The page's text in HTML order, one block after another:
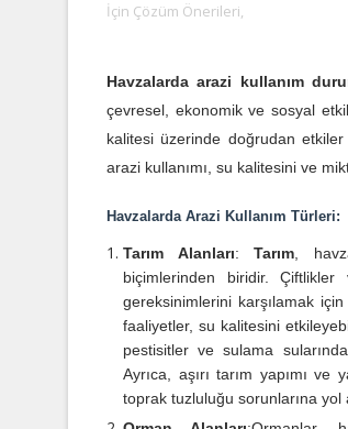
İçin Çözüm Önerileri,
Havzalarda arazi kullanım
çevresel, ekonomik ve sosyal
kalitesi üzerinde doğrudan
arazi kullanımı, su kalitesini ve
Havzalarda Arazi Kullanım Türleri:
Tarım Alanları:Tarım,
biçimlerinden biridir.
gereksinimlerini karşılamak için
faaliyetler, su kalitesini
pestisitler ve sulama
Ayrıca, aşırı tarım yapımı
toprak tuzluluğu sorunlarına yol